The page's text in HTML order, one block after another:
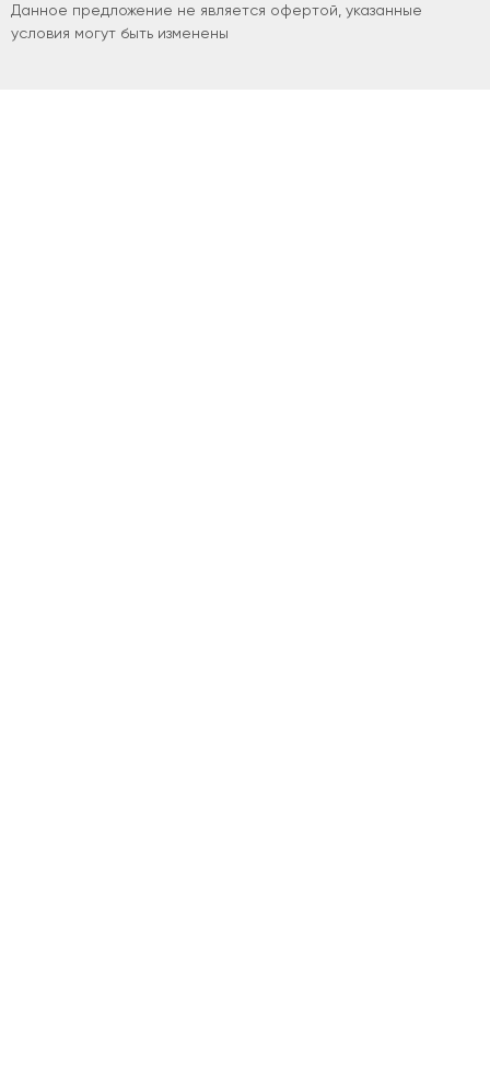
Данное предложение не является офертой, указанные
условия могут быть изменены